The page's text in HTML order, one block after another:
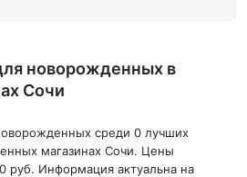
новорожденных в
Сочи
среди 0 лучших
магазинах Сочи. Цены
руб. Информация актуальна на